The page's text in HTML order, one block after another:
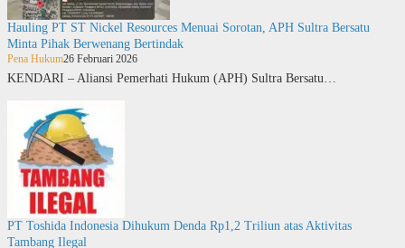
Hauling PT ST Nickel Resources Menuai Sorotan, APH Sultra Bersatu
Minta Pihak Berwenang Bertindak
Pena Hukum26 Februari 2026
KENDARI – Aliansi Pemerhati Hukum (APH) Sultra Bersatu…
PT Toshida Indonesia Dihukum Denda Rp1,2 Triliun atas Aktivitas
Tambang Ilegal